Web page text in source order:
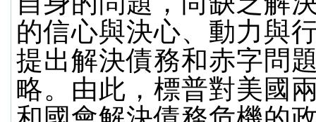
的信心與決心、動力與
提出解決債務和赤字問
略。由此，標普對美國